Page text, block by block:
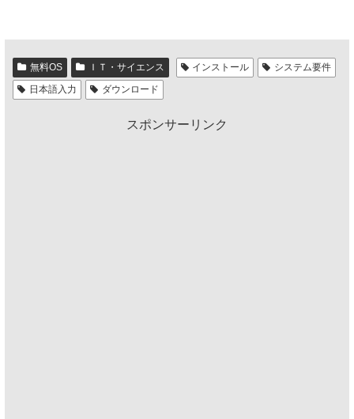
無料OS ＩＴ・サイエンス インストール
システム要件
日本語入力
ダウンロード
スポンサーリンク